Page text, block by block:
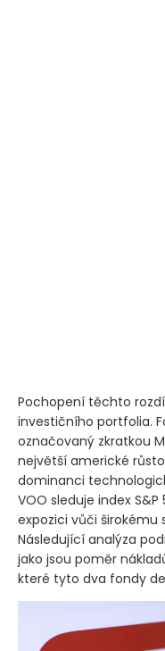
Pochopení těchto
investičního portfolia.
označovaný zkratkou
největší americké
dominanci
VOO sleduje index
expozici vůči širokému
Následující analýza
jako jsou poměr
které tyto dva fondy